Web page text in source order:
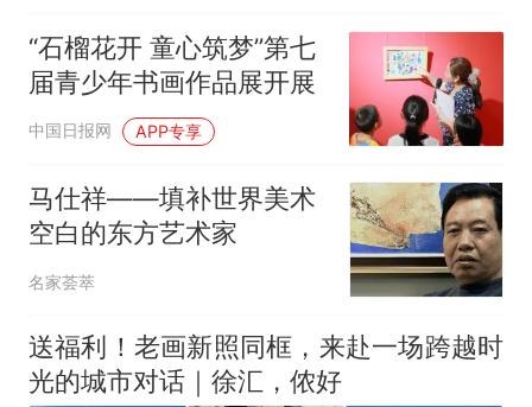
“石榴花开 童心筑梦”第七
届青少年书画作品展开展
中国日报网 APP专享
马仕祥——填补世界美术
空白的东方艺术家
名家荟萃
送福利！老画新照同框，来赴一场跨越时
光的城市对话｜徐汇，侬好